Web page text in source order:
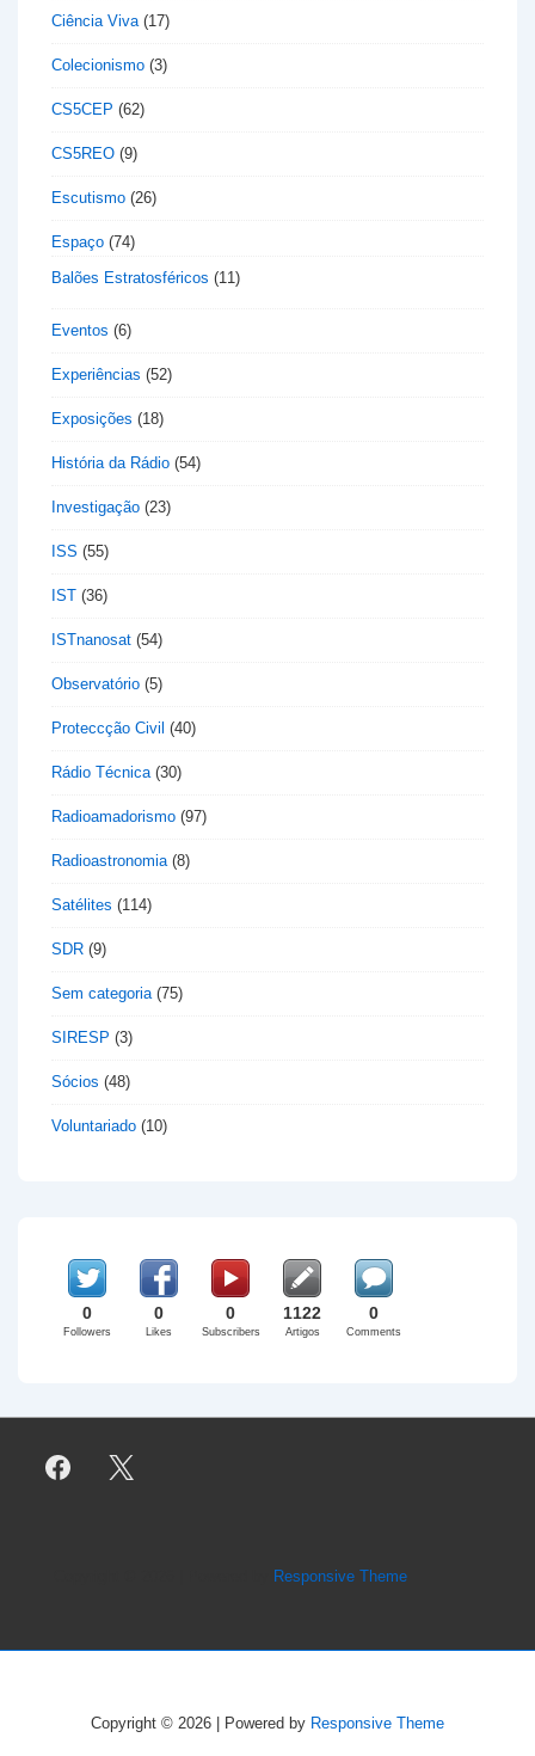
Ciência Viva(17)
Colecionismo (3)
CS5CEP (62)
CS5REO (9)
Escutismo (26)
Espaço (74)
Balões Estratosféricos (11)
Eventos (6)
Experiências (52)
Exposições (18)
História da Rádio (54)
Investigação (23)
ISS (55)
IST (36)
ISTnanosat (54)
Observatório (5)
Proteccção Civil (40)
Rádio Técnica(30)
Radioamadorismo (97)
Radioastronomia(8)
Satélites (114)
SDR (9)
Sem categoria(75)
SIRESP (3)
Sócios (48)
Voluntariado (10)
0
Followers
0
Likes
0
Subscribers
1122
Artigos
0
Comments
Responsive Theme
Copyright © 2026 | Powered by Responsive Theme